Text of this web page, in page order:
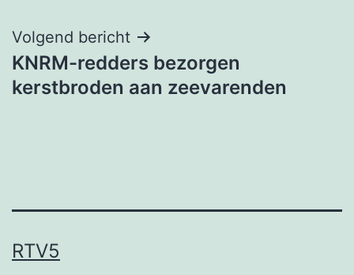
Volgend bericht
KNRM-redders bezorgen
kerstbroden aan zeevarenden
RTV5